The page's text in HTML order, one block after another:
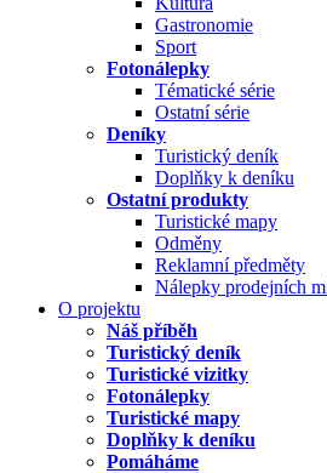
Gastronomie
Sport
Fotonálepky
Tématické série
Ostatní série
Deníky
Turistický deník
Doplňky k deníku
Ostatní produkty
Turistické mapy
Odměny
Reklamní předměty
Nálepky prodejních
O projektu
Náš příběh
Turistický deník
Turistické vizitky
Fotonálepky
Turistické mapy
Doplňky k deníku
Pomáháme